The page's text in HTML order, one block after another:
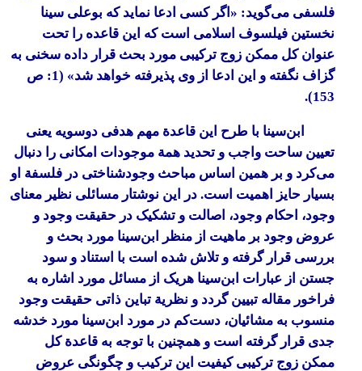
فلسفی می‌گوید: «اگر کسی ادعا نماید که بوعلی سینا
نخستین فیلسوف اسلامی است که این قاعده را تحت
عنوان کل ممکن زوج ترکیبی مورد بحث قرار داده سخنی به
گزاف نگفته و این ادعا از وی پذیرفته خواهد شد» (1: ص
153).
ابن‌سینا با طرح این قاعدة مهم هدفی دوسویه یعنی
تعیین ساحت واجب و تحدید همة موجودات امکانی را دنبال
می‌کرد و بر همین اساس مباحث وجودشناختی در فلسفة او
بسیار حایز اهمیت است. در این نوشتار مسائلی نظیر معنای
وجود، احکام وجود، اصالت و تشکیک در حقیقت وجود و
عروض وجود بر ماهیت از منظر ابن‌سینا مورد بحث و
بررسی قرار گرفته و تلاش شده است با استناد و سود
جستن از عبارات ابن‌سینا هریک از مسائل مورد اشاره به
فراخور مقاله تبیین گردد و نظریة تباین ذاتی حقیقت وجود
منسوب به مشائیان، دست‌کم در مورد ابن‌سینا مورد خدشه
جدی قرار گرفته است و همچنین با توجه به قاعدة کل
ممکن زوج ترکیبی کیفیت این ترکیب و چگونگی عروض